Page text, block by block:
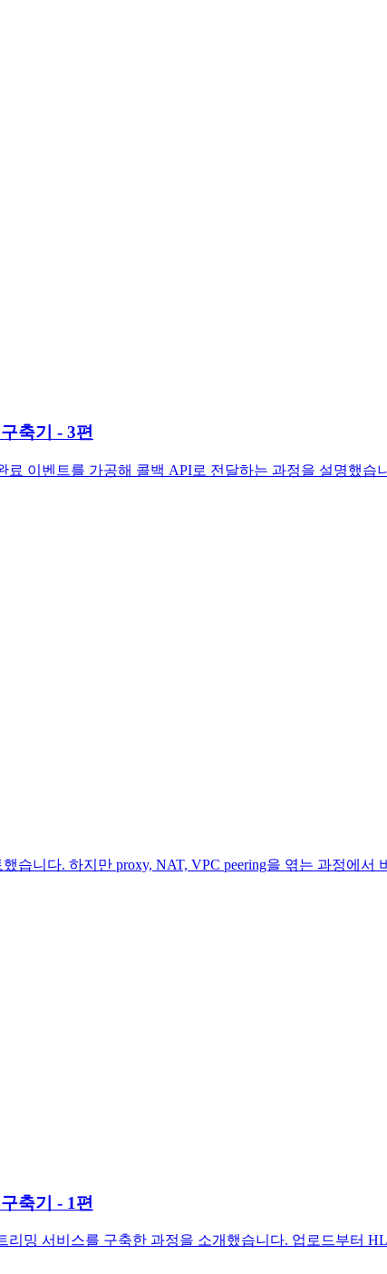
축기 - 3편
료 이벤트를 가공해 콜백 API로 전달하는 과정을 설명했
했습니다. 하지만 proxy, NAT, VPC peering을 엮는 과정에
축기 - 1편
리밍 서비스를 구축한 과정을 소개했습니다. 업로드부터